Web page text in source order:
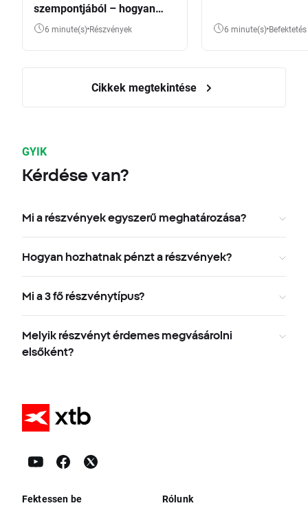
szempontjából – hogyan
válasszunk?
6 minute(s) Részvények 6 minute(s) Befektetés
Cikkek megtekintése
GYIK
Kérdése van?
Mi a részvények egyszerű meghatározása?
Hogyan hozhatnak pénzt a részvények?
Mi a 3 fő részvénytípus?
Melyik részvényt érdemes megvásárolni
elsőként?
Fektessen be Rólunk